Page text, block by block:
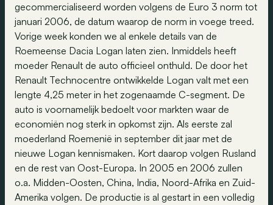
gecommercialiseerd worden volgens de Euro 3 norm tot
januari 2006, de datum waarop de norm in voege treed.
Vorige week konden we al enkele details van de
Roemeense Dacia Logan laten zien. Inmiddels heeft
moeder Renault de auto officieel onthuld. De door het
Renault Technocentre ontwikkelde Logan valt met een
lengte 4,25 meter in het zogenaamde C-segment. De
auto is voornamelijk bedoelt voor markten waar de
economiën nog sterk in opkomst zijn. Als eerste zal
moederland Roemenië in september dit jaar met de
nieuwe Logan kennismaken. Kort daarop volgen Rusland
en de rest van Oost-Europa. In 2005 en 2006 zullen
o.a. Midden-Oosten, China, India, Noord-Afrika en Zuid-
Amerika volgen. De productie is al gestart in een volledig